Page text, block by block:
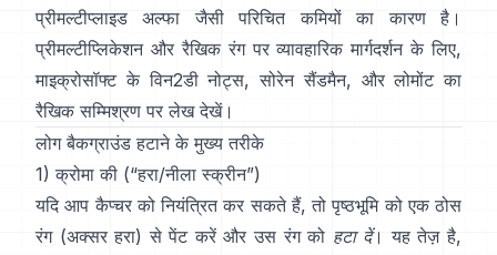
प्रीमल्टीप्लाइड अल्फा जैसी परिचित कमियों का कारण है।
प्रीमल्टीप्लिकेशन और रैखिक रंग पर व्यावहारिक मार्गदर्शन के लिए,
माइक्रोसॉफ्ट के विन2डी नोट्स, सोरेन सैंडमैन, और लोमोंट का
रैखिक सम्मिश्रण पर लेखदेखें।
लोग बैकग्राउंड हटाने के मुख्य तरीके
1) क्रोमा की (“हरा/नीला स्क्रीन”)
यदि आप कैप्चर को नियंत्रित कर सकते हैं, तो पृष्ठभूमि को एक ठोस
रंग (अक्सर हरा) से पेंट करें और उस रंग को हटा दें। यह तेज़ है,